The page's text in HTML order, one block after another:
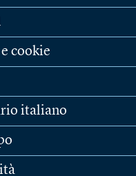
cookie
italiano